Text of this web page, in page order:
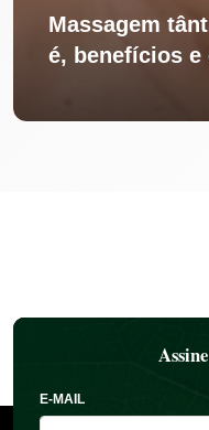
Massagem
é, benefícios e
E-MAIL